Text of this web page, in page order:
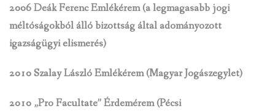
2006 Deák Ferenc Emlékérem (a legmagasabb jogi
méltóságokból álló bizottság által adományozott
igazságügyi elismerés)
2010 Szalay László Emlékérem (Magyar Jogászegylet)
2010 „Pro Facultate” Érdemérem (Pécsi